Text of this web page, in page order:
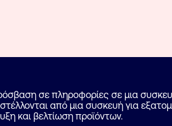
σε πληροφορίες σε μια
από μια συσκευή για
και βελτίωση προϊόντων.